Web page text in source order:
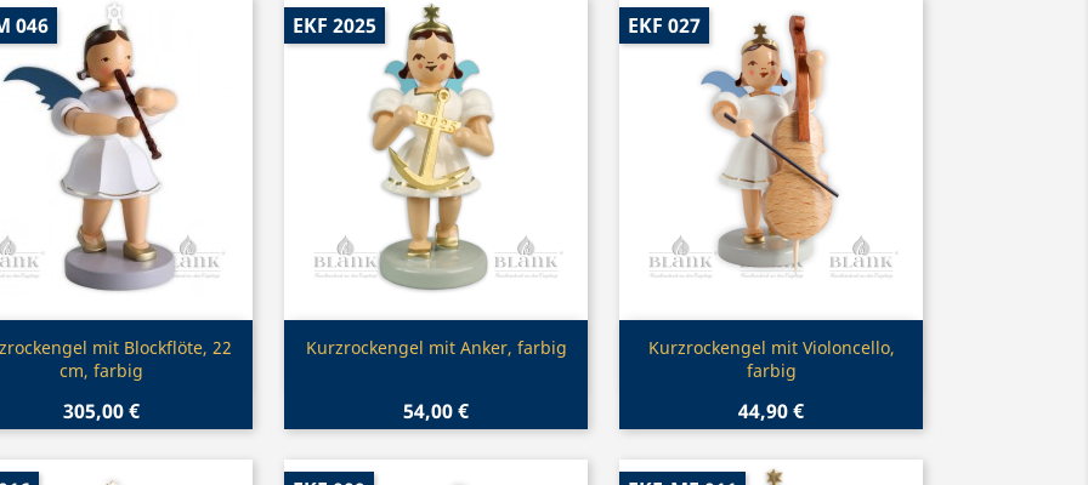
Vorschau
mit Blockflöte, 22
cm, farbig
305,00 €
046
Vorschau
Kurzrockengel mit Anker, farbig
54,00 €
EKF 2025
Vorschau
Kurzrockengel mit Violoncello,
farbig
44,90 €
EKF 027